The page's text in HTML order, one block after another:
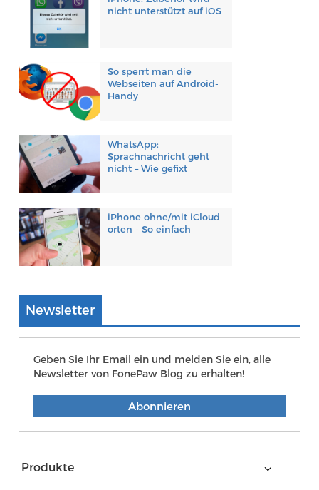
nicht unterstützt auf iOS
So sperrt man die
Webseiten auf Android-
Handy
WhatsApp:
Sprachnachricht geht
nicht – Wie gefixt
iPhone ohne/mit iCloud
orten - So einfach
Newsletter
Geben Sie Ihr Email ein und melden Sie ein, alle
Newsletter von FonePaw Blog zu erhalten!
Abonnieren
Produkte